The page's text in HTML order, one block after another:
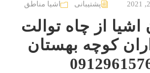
پشتیبانی اشیا مناطق
اشیا از چاه توالت
کوچه بهستان